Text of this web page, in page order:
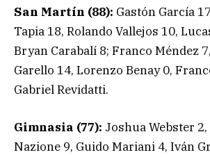
San Martín (88): Gastón García
Tapia 18, Rolando Vallejos 10,
Bryan Carabalí 8; Franco Méndez
Garello 14, Lorenzo Benay 0,
Gabriel Revidatti.
Gimnasia (77): Joshua Webster
Nazione 9, Guido Mariani 4, Iván